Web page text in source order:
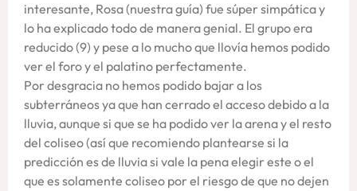
interesante, Rosa (nuestra guía) fue súper simpática y
lo ha explicado todo de manera genial. El grupo era
reducido (9) y pese a lo mucho que llovía hemos podido
ver el foro y el palatino perfectamente.
Por desgracia no hemos podido bajar a los
subterráneos ya que han cerrado el acceso debido a la
lluvia, aunque si que se ha podido ver la arena y el resto
del coliseo (así que recomiendo plantearse si la
predicción es de lluvia si vale la pena elegir este o el
que es solamente coliseo por el riesgo de que no dejen